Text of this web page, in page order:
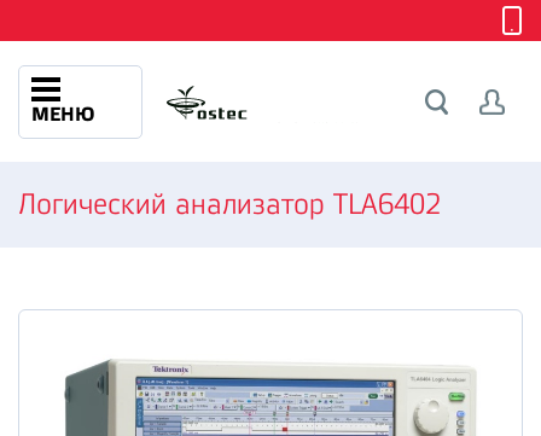
МЕНЮ
Логический анализатор TLA6402